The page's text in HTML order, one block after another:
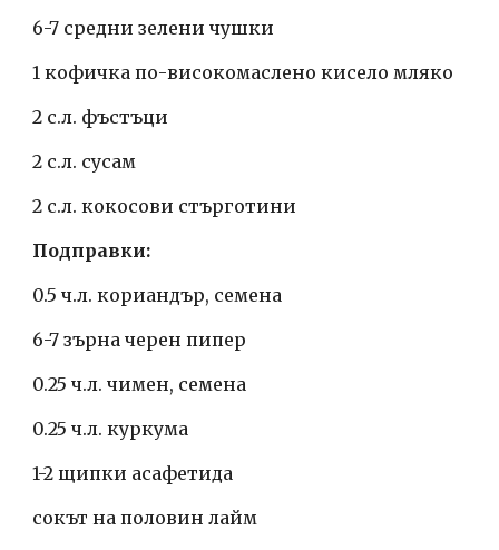
6-7 средни зелени чушки
1 кофичка по-високомаслено кисело мляко
2 с.л. фъстъци
2 с.л. сусам
2 с.л. кокосови стърготини
Подправки:
0.5 ч.л. кориандър, семена
6-7 зърна черен пипер
0.25 ч.л. чимен, семена
0.25 ч.л. куркума
1-2 щипки асафетида
сокът на половин лайм